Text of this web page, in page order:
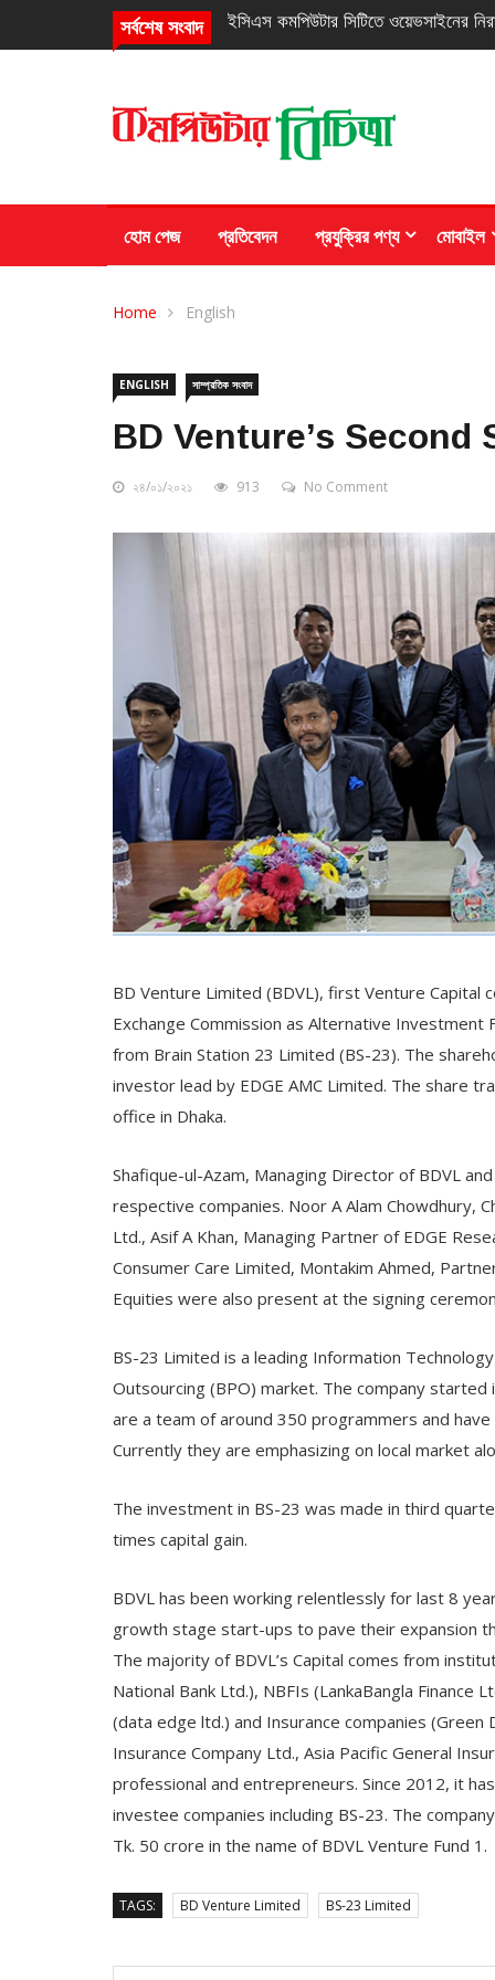
সর্বশেষ সংবাদ নিরবচ্ছিন্ন পাওয়ার নিশ্চিতে রিয়েলমির নতুন
হোম পেজ প্রতিবেদন প্রযুক্রির পণ্য মোবাইল
Home English
ENGLISH সাম্প্রতিক সংবাদ
BD Venture’s
২৪/০১/২০২১ 913 No Comment
BD Venture Limited (BDVL), first Venture Capital
Exchange Commission as Alternative Investment
from Brain Station 23 Limited (BS-23). The
investor lead by EDGE AMC Limited. The share
office in Dhaka.
Shafique-ul-Azam, Managing Director of BDVL
respective companies. Noor A Alam Chowdhury,
Ltd., Asif A Khan, Managing Partner of EDGE
Consumer Care Limited, Montakim Ahmed,
Equities were also present at the signing
BS-23 Limited is a leading Information
Outsourcing (BPO) market. The company
are a team of around 350 programmers and
Currently they are emphasizing on local market
The investment in BS-23 was made in third
times capital gain.
BDVL has been working relentlessly for last 8
growth stage start-ups to pave their expansion
The majority of BDVL’s Capital comes from
National Bank Ltd.), NBFIs (LankaBangla Finance
(data edge ltd.) and Insurance companies (Green
Insurance Company Ltd., Asia Pacific General
professional and entrepreneurs. Since 2012, it
investee companies including BS-23. The
Tk. 50 crore in the name of BDVL Venture Fund 1.
TAGS: BD Venture Limited BS-23 Limited